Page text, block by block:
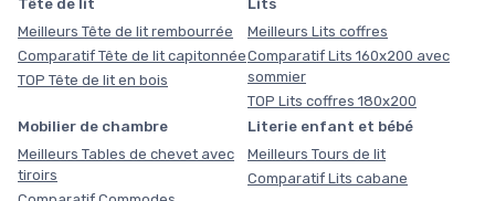
Meilleurs Tête de lit rembourrée
Comparatif Tête de lit capitonnée
TOP Tête de lit en bois
Meilleurs Lits coffres
Comparatif Lits 160x200 avec
sommier
TOP Lits coffres 180x200
Mobilier de chambre
Meilleurs Tables de chevet avec
tiroirs
Literie enfant et bébé
Meilleurs Tours de lit
Comparatif Lits cabane